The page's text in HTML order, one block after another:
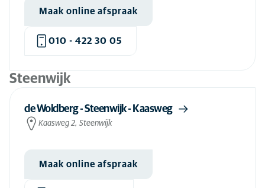
Maak online afspraak
010 - 422 30 05
Steenwijk
de Woldberg - Steenwijk - Kaasweg
Kaasweg 2, Steenwijk
Maak online afspraak